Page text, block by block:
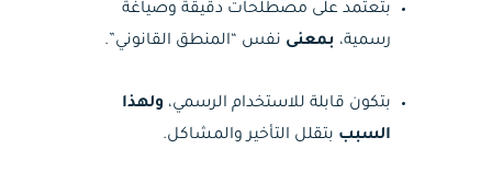
بتعتمد على مصطلحات دقيقة وصياغة
رسمية، بمعنى نفس “المنطق القانوني”.
بتكون قابلة للاستخدام الرسمي، ولهذا
السبب بتقلل التأخير والمشاكل.